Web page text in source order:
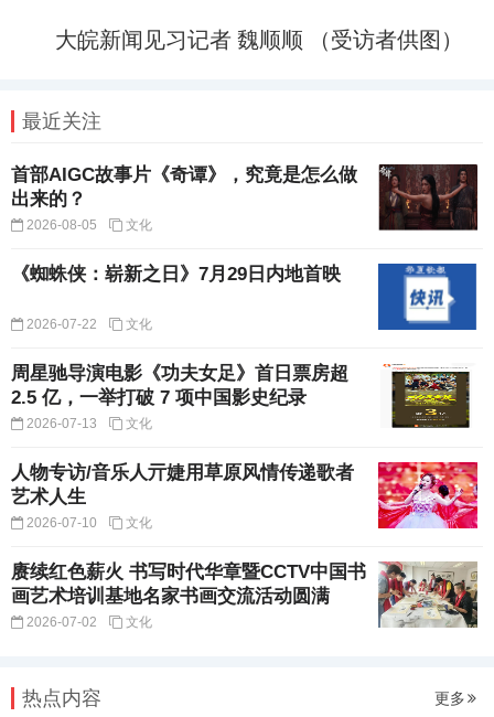
大皖新闻见习记者 魏顺顺 （受访者供图）
最近关注
首部AIGC故事片《奇谭》，究竟是怎么做
出来的？
2026-08-05 文化
《蜘蛛侠：崭新之日》7月29日内地首映
2026-07-22 文化
周星驰导演电影《功夫女足》首日票房超
2.5 亿，一举打破 7 项中国影史纪录
2026-07-13 文化
人物专访/音乐人亓婕用草原风情传递歌者
艺术人生
2026-07-10 文化
赓续红色薪火 书写时代华章暨CCTV中国书
画艺术培训基地名家书画交流活动圆满
2026-07-02 文化
热点内容 更多